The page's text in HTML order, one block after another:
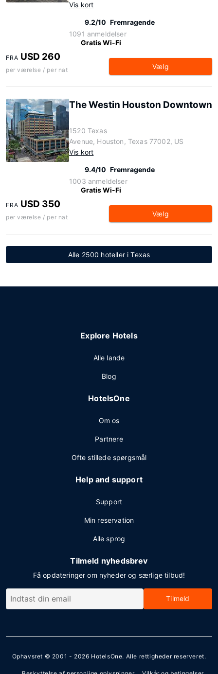
Vis kort
9.2/10 Fremragende
1091 anmeldelser
Gratis Wi-Fi
FRA USD 260
per værelse / per nat Vælg
The Westin Houston Downtown
1520 Texas
Avenue, Houston, Texas 77002, US
Vis kort
9.4/10 Fremragende
1003 anmeldelser
Gratis Wi-Fi
FRA USD 350
per værelse / per nat Vælg
Alle 2500 hoteller i Texas
Explore Hotels
Alle lande
Blog
HotelsOne
Om os
Partnere
Ofte stillede spørgsmål
Help and support
Support
Min reservation
Alle sprog
Tilmeld nyhedsbrev
Få opdateringer om nyheder og særlige tilbud!
Tilmeld
Ophavsret © 2001 - 2026 HotelsOne. Alle rettigheder reserveret.